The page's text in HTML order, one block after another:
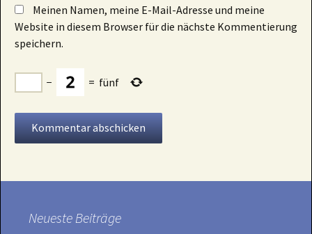
Meinen Namen, meine E-Mail-Adresse und meine
Website in diesem Browser für die nächste Kommentierung
speichern.
− = fünf
Neueste Beiträge